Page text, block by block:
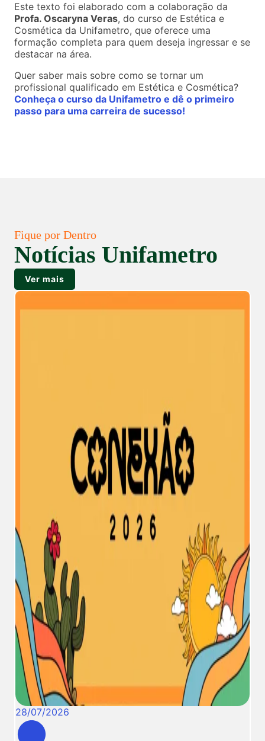
Este texto foi elaborado com a colaboração da
Profa. Oscaryna Veras, do curso de Estética e
Cosmética da Unifametro, que oferece uma
formação completa para quem deseja ingressar e se
destacar na área.
Quer saber mais sobre como se tornar um
profissional qualificado em Estética e Cosmética?
Conheça o curso da Unifametro e dê o primeiro
passo para uma carreira de sucesso!
Fique por Dentro
Notícias Unifametro
Ver mais
28/07/2026